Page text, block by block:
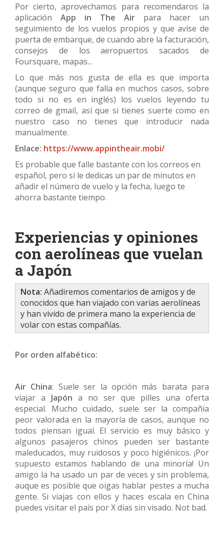
Por cierto, aprovechamos para recomendaros la
aplicación App in The Air para hacer un
seguimiento de los vuelos propios y que avise de
puerta de embarque, de cuando abre la facturación,
consejos de los aeropuertos sacados de
Foursquare, mapas...
Lo que más nos gusta de ella es que importa
(aunque seguro que falla en muchos casos, sobre
todo si no es en inglés) los vuelos leyendo tu
correo de gmail, así que si tienes suerte como en
nuestro caso no tienes que introducir nada
manualmente.
Enlace: https://www.appintheair.mobi/
Es probable que falle bastante con los correos en
español, pero si le dedicas un par de minutos en
añadir el número de vuelo y la fecha, luego te
ahorra bastante tiempo.
Experiencias y opiniones
con aerolíneas que vuelan
a Japón
Nota: Añadiremos comentarios de amigos y de
conocidos que han viajado con varias aerolíneas
y han vivido de primera mano la experiencia de
volar con estas compañías.
Por orden alfabético:
Air China: Suele ser la opción más barata para
viajar a Japón a no ser que pilles una oferta
especial. Mucho cuidado, suele ser la compañía
peor valorada en la mayoría de casos, aunque no
todos piensan igual. El servicio es muy básico y
algunos pasajeros chinos pueden ser bastante
maleducados, muy ruidosos y poco higiénicos. ¡Por
supuesto estamos hablando de una minoría! Un
amigo la ha usado un par de veces y sin problema,
auque es posible que oigas hablar pestes a mucha
gente. Si viajas con ellos y haces escala en China
puedes visitar el país por X días sin visado. Not bad.